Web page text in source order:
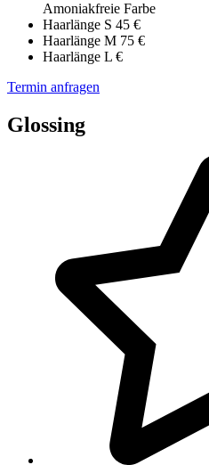
Amoniakfreie Farbe
Haarlänge S 45 €
Haarlänge M 75 €
Haarlänge L €
Termin anfragen
Glossing